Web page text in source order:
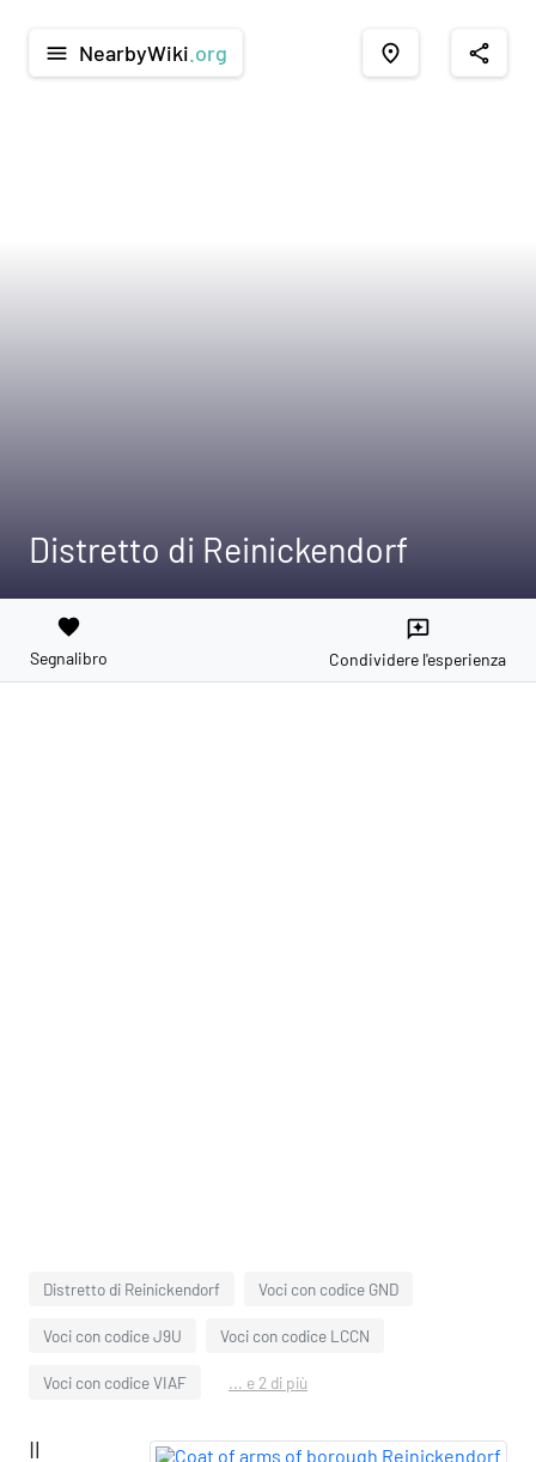
menu NearbyWiki .org place share
Distretto di Reinickendorf
favorite
Segnalibro
reviews
Condividere l'esperienza
Distretto di Reinickendorf Voci con codice GND
Voci con codice J9U Voci con codice LCCN
Voci con codice VIAF ... e 2 di più
Il